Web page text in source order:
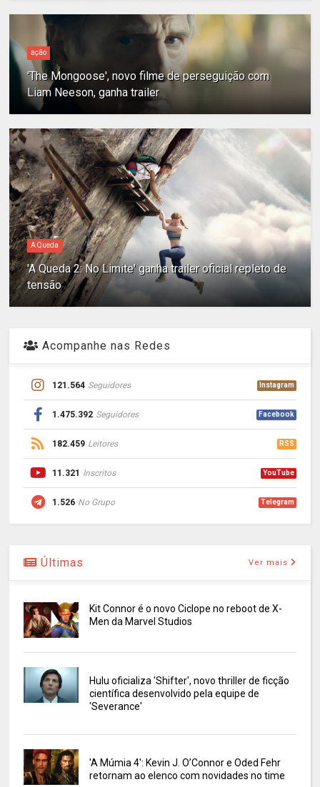
ação
'The Mongoose', novo filme de perseguição com
Liam Neeson, ganha trailer
A Queda
'A Queda 2: No Limite' ganha trailer oficial repleto de
tensão
Acompanhe nas Redes
121.564 Seguidores Instagram
1.475.392 Seguidores Facebook
182.459 Leitores RSS
11.321 Inscritos YouTube
1.526 No Grupo Telegram
Últimas Ver mais
Kit Connor é o novo Ciclope no reboot de X-
Men da Marvel Studios
Hulu oficializa 'Shifter', novo thriller de ficção
científica desenvolvido pela equipe de
'Severance'
'A Múmia 4': Kevin J. O’Connor e Oded Fehr
retornam ao elenco com novidades no time